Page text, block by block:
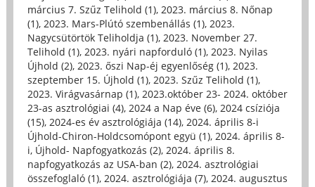
március 7. Szűz Telihold (1), 2023. március 8. Nőnap
(1), 2023. Mars-Plútó szembenállás (1), 2023.
Nagycsütörtök Teliholdja (1), 2023. November 27.
Telihold (1), 2023. nyári napforduló (1), 2023. Nyilas
Újhold (2), 2023. őszi Nap-éj egyenlőség (1), 2023.
szeptember 15. Újhold (1), 2023. Szűz Telihold (1),
2023. Virágvasárnap (1), 2023.október 23- 2024. október
23-as asztrológiai (4), 2024 a Nap éve (6), 2024 csíziója
(15), 2024-es év asztrológiája (14), 2024. április 8-i
Újhold-Chiron-Holdcsomópont együ (1), 2024. április 8-
i, Újhold- Napfogyatkozás (2), 2024. április 8.
napfogyatkozás az USA-ban (2), 2024. asztrológiai
összefoglaló (1), 2024. asztrológiája (7), 2024. augusztus